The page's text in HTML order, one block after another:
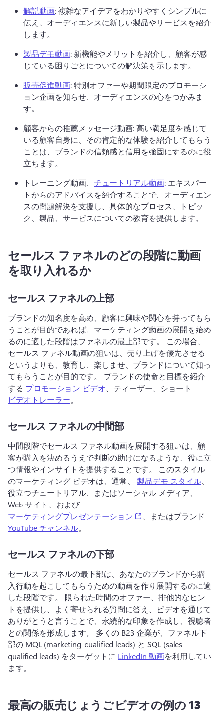
解説動画: 複雑なアイデアをわかりやすくシンプルに
伝え、オーディエンスに新しい製品やサービスを紹介
します。
製品デモ動画: 新機能やメリットを紹介し、顧客が感
じている困りごとについての解決策を示します。
販売促進動画: 特別オファーや期間限定のプロモーシ
ョン企画を知らせ、オーディエンスの心をつかみま
す。
顧客からの推薦メッセージ動画: 高い満足度を感じて
いる顧客自身に、その肯定的な体験を紹介してもらう
ことは、ブランドの信頼感と信用を強固にするのに役
立ちます。
トレーニング動画、 チュートリアル動画: エキスパー
トからのアドバイスを紹介することで、オーディエン
スの問題解決を支援し、具体的なプロセス、トピッ
ク、製品、サービスについての教育を提供します。
セールス ファネルのどの段階に動画
を取り入れるか
セールス ファネルの上部
ブランドの知名度を高め、顧客に興味や関心を持ってもら
うことが目的であれば、マーケティング動画の展開を始め
るのに適した段階はファネルの最上部です。 この場合、
セールス ファネル動画の狙いは、売り上げを優先させる
というよりも、教育し、楽しませ、ブランドについて知っ
てもらうことが目的です。 ブランドの使命と目標を紹介
する プロモーション ビデオ 、ティーザー、ショート
ビデオトレーラー。
セールス ファネルの中間部
中間段階でセールス ファネル動画を展開する狙いは、顧
客が購入を決めるうえで判断の助けになるような、役に立
つ情報やインサイトを提供することです。 このスタイル
のマーケティング ビデオは、通常、 製品デモ スタイル
役立つチュートリアル、またはソーシャル メディア、
Web サイト、および
マーケティングプレゼンテーション
(opens in a new tab)
、またはブランド
YouTube チャンネル。
セールス ファネルの下部
セールス ファネルの最下部は、あなたのブランドから購
入行動を起こしてもらうための動画を作り展開するのに適
した段階です。 限られた時間のオファー、排他的なヒン
トを提供し、よく寄せられる質問に答え、ビデオを通じて
ありがとうと言うことで、永続的な印象を作成し、視聴者
との関係を形成します。 多くの B2B 企業が、ファネル下
部の MQL (marketing-qualified leads) と SQL (sales-
qualified leads) をターゲットに LinkedIn 動画を利用してい
ます。
最高の販売じょうごビデオの例の 13